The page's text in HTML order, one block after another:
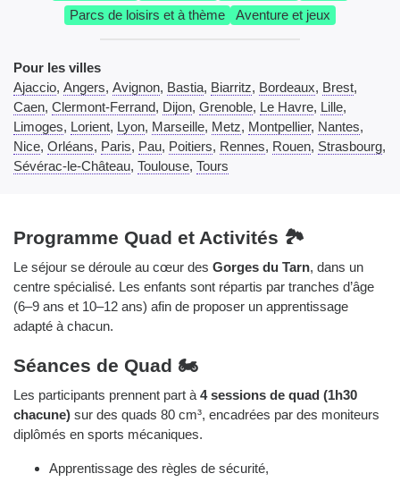
Parcs de loisirs et à thème
Aventure et jeux
Pour les villes
Ajaccio, Angers, Avignon, Bastia, Biarritz, Bordeaux, Brest,
Caen, Clermont-Ferrand, Dijon, Grenoble, Le Havre, Lille,
Limoges, Lorient, Lyon, Marseille, Metz, Montpellier, Nantes,
Nice, Orléans, Paris, Pau, Poitiers, Rennes, Rouen, Strasbourg,
Sévérac-le-Château, Toulouse, Tours
Programme Quad et Activités 🏞️
Le séjour se déroule au cœur des Gorges du Tarn, dans un
centre spécialisé. Les enfants sont répartis par tranches d’âge
(6–9 ans et 10–12 ans) afin de proposer un apprentissage
adapté à chacun.
Séances de Quad 🏍️
Les participants prennent part à 4 sessions de quad (1h30
chacune) sur des quads 80 cm³, encadrées par des moniteurs
diplômés en sports mécaniques.
Apprentissage des règles de sécurité,